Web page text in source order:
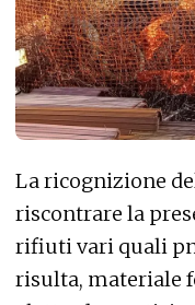
La ricognizione
riscontrare la
rifiuti vari quali
risulta, materiale